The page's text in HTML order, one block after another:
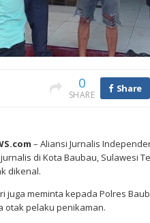
0
SHARE
Share
– Aliansi Jurnalis
di Kota Baubau, Sulawesi
dikenal.
juga meminta kepada Polres
otak pelaku penikaman.